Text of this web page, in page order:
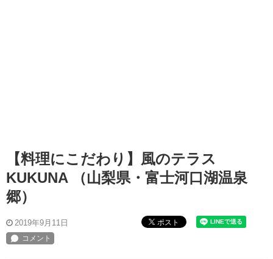
【料理にこだわり】風のテラス
KUKUNA （山梨県・富士河口湖温泉
郷）
2019年9月11日 ポスト